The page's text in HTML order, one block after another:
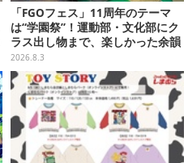
「FGOフェス」11周年のテーマ
は“学園祭”！運動部・文化部にク
ラス出し物まで、楽しかった余韻
が残る思い出を写真たっぷりでお
届け【写真180枚】
2026.8.3